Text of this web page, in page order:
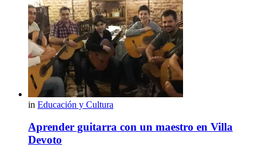
in Educación y Cultura
Aprender guitarra con un maestro en Villa
Devoto